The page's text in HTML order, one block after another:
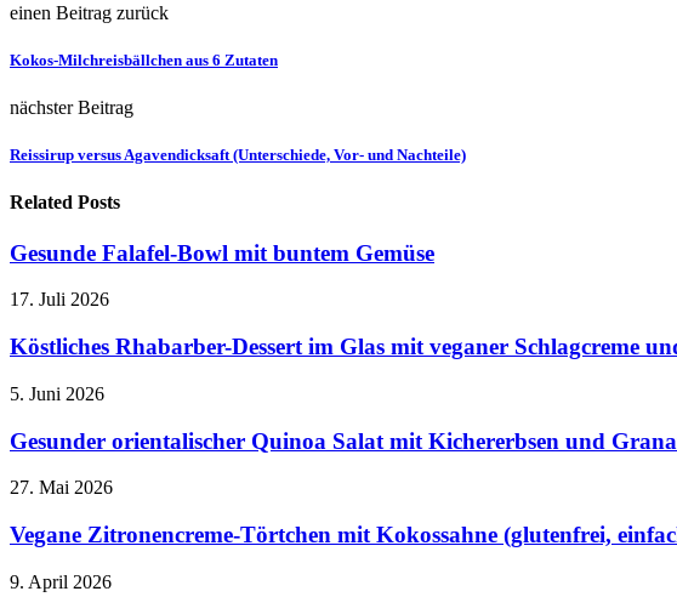
einen Beitrag zurück
Kokos-Milchreisbällchen aus 6 Zutaten
nächster Beitrag
Reissirup versus Agavendicksaft (Unterschiede, Vor- und Nachteile)
Related Posts
Gesunde Falafel-Bowl mit buntem Gemüse
17. Juli 2026
Köstliches Rhabarber-Dessert im Glas mit veganer Schlagcreme
5. Juni 2026
Gesunder orientalischer Quinoa Salat mit Kichererbsen und
27. Mai 2026
Vegane Zitronencreme-Törtchen mit Kokossahne (glutenfrei,
9. April 2026